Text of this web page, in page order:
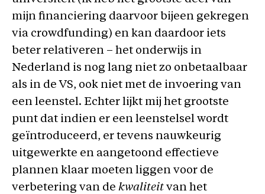
mijn financiering daarvoor bijeen gekregen
via crowdfunding) en kan daardoor iets
beter relativeren – het onderwijs in
Nederland is nog lang niet zo onbetaalbaar
als in de VS, ook niet met de invoering van
een leenstel. Echter lijkt mij het grootste
punt dat indien er een leenstelsel wordt
geïntroduceerd, er tevens nauwkeurig
uitgewerkte en aangetoond effectieve
plannen klaar moeten liggen voor de
verbetering van de kwaliteit van het